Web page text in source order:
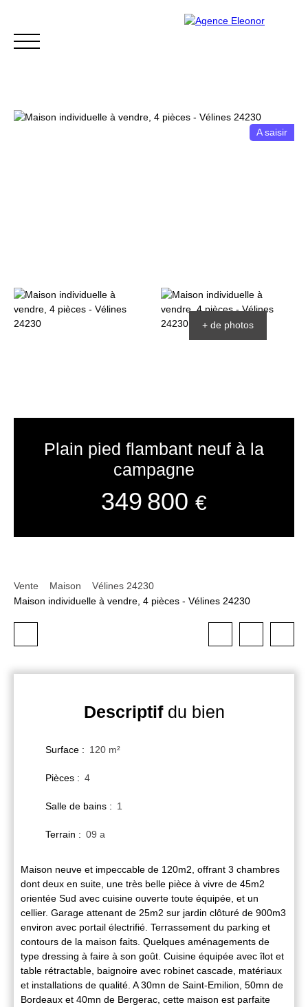
A saisir
+ de photos
Plain pied flambant neuf à la
campagne
349 800 €
Vente Maison
Vélines 24230
Maison individuelle à vendre, 4 pièces - Vélines 24230
Descriptifdu bien
Surface : 120 m²
Pièces : 4
Salle de bains : 1
Terrain : 09 a
Maison neuve et impeccable de 120m2, offrant 3 chambres
dont deux en suite, une très belle pièce à vivre de 45m2
orientée Sud avec cuisine ouverte toute équipée, et un
cellier. Garage attenant de 25m2 sur jardin clôturé de 900m3
environ avec portail électrifié. Terrassement du parking et
contours de la maison faits. Quelques aménagements de
type dressing à faire à son goût. Cuisine équipée avec îlot et
table rétractable, baignoire avec robinet cascade, matériaux
et installations de qualité. A 30mn de Saint-Emilion, 50mn de
Bordeaux et 40mn de Bergerac, cette maison est parfaite